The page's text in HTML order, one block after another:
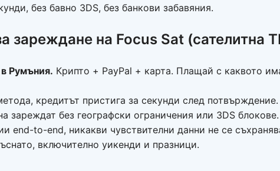
без бавно 3DS, без банкови забавяния.
зареждане на Focus Sat (сателитна
Румъния. Крипто + PayPal + карта. Плащай с каквото
кредитът пристига за секунди след потвърждение.
зареждат без географски ограничения или 3DS блокове.
end-to-end, никакви чувствителни данни не се
включително уикенди и празници.